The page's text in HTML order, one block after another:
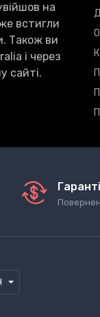
на
встигли
Також ви
і через
сайті.